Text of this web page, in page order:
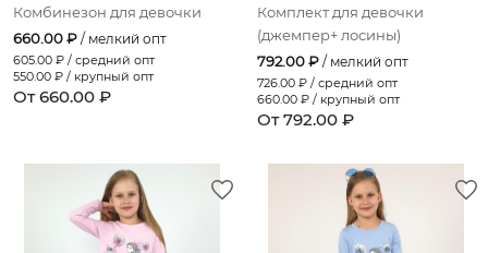
фуксия
коричневый
ярко-желтый
светло-коричневый
светло-сиреневый
Комбинезон для девочки
660.00 ₽ / мелкий опт
605.00 ₽ / средний опт
550.00 ₽ / крупный опт
От 660.00 ₽
Комплект для девочки
(джемпер+ лосины)
792.00 ₽ / мелкий опт
726.00 ₽ / средний опт
660.00 ₽ / крупный опт
От 792.00 ₽